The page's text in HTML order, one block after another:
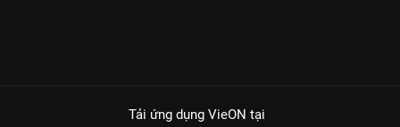
Tải ứng dụng VieON tại